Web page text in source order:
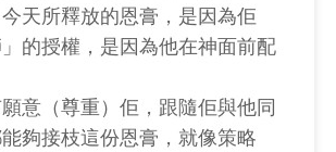
天所釋放的恩膏，是因為佢
」的授權，是因為他在神面前配
意（尊重）佢，跟隨佢與他同
夠接枝這份恩膏，就像策略